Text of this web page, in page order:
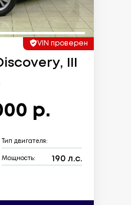
VIN проверен
III
р.
Тип двигателя:
Мощность: 190 л.с.